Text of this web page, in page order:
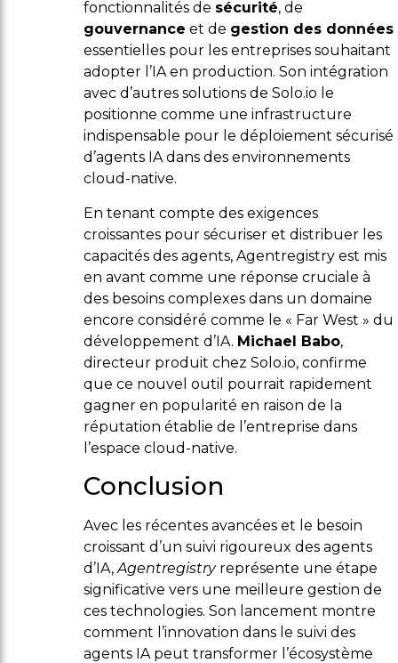
fonctionnalités de sécurité, de
gouvernance et de gestion des données
essentielles pour les entreprises souhaitant
adopter l’IA en production. Son intégration
avec d’autres solutions de Solo.io le
positionne comme une infrastructure
indispensable pour le déploiement sécurisé
d’agents IA dans des environnements
cloud-native.
En tenant compte des exigences
croissantes pour sécuriser et distribuer les
capacités des agents, Agentregistry est mis
en avant comme une réponse cruciale à
des besoins complexes dans un domaine
encore considéré comme le « Far West » du
développement d’IA. Michael Babo,
directeur produit chez Solo.io, confirme
que ce nouvel outil pourrait rapidement
gagner en popularité en raison de la
réputation établie de l’entreprise dans
l’espace cloud-native.
Conclusion
Avec les récentes avancées et le besoin
croissant d’un suivi rigoureux des agents
d’IA,Agentregistryreprésente une étape
significative vers une meilleure gestion de
ces technologies. Son lancement montre
comment l’innovation dans le suivi des
agents IA peut transformer l’écosystème